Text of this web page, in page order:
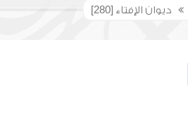
ديوان الإفتاء [280]